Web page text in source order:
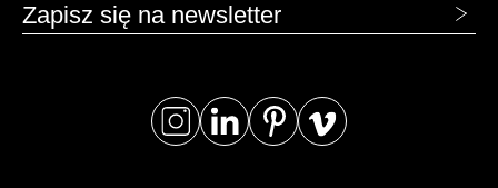
Zapisz się na newsletter